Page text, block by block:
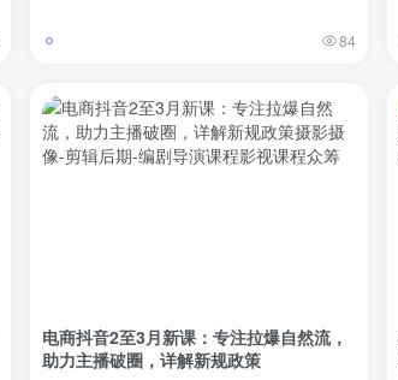
84
电商抖音2至3月新课：专注拉爆自然流，
助力主播破圈，详解新规政策